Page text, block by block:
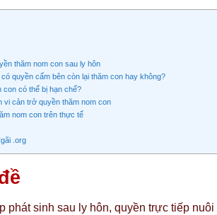
thăm nom con sau ly hôn
quyền cấm bên còn lại thăm con hay không?
con có thể bị hạn chế?
vi cản trở quyền thăm nom con
nom con trên thực tế
.org
phát sinh sau ly hôn, quyền trực tiếp